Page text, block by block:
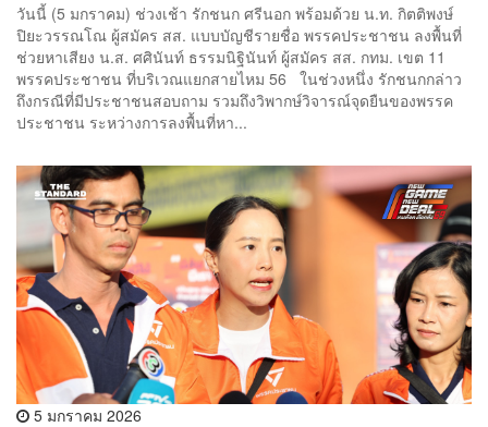
วันนี้ (5 มกราคม) ช่วงเช้า รักชนก ศรีนอก พร้อมด้วย น.ท. กิตติพงษ์
ปิยะวรรณโณ ผู้สมัคร สส. แบบบัญชีรายชื่อ พรรคประชาชน ลงพื้นที่
ช่วยหาเสียง น.ส. ศศินันท์ ธรรมนิฐินันท์ ผู้สมัคร สส. กทม. เขต 11
พรรคประชาชน ที่บริเวณแยกสายไหม 56 ในช่วงหนึ่ง รักชนกกล่าว
ถึงกรณีที่มีประชาชนสอบถาม รวมถึงวิพากษ์วิจารณ์จุดยืนของพรรค
ประชาชน ระหว่างการลงพื้นที่หา...
5 มกราคม 2026